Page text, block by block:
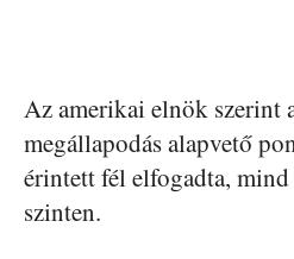
Az amerikai elnök szerint
megállapodás alapvető
érintett fél elfogadta,
szinten.